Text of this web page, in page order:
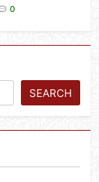
0
SEARCH